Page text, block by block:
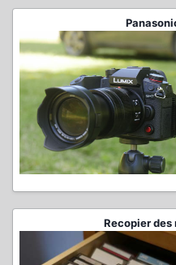
Recopier des